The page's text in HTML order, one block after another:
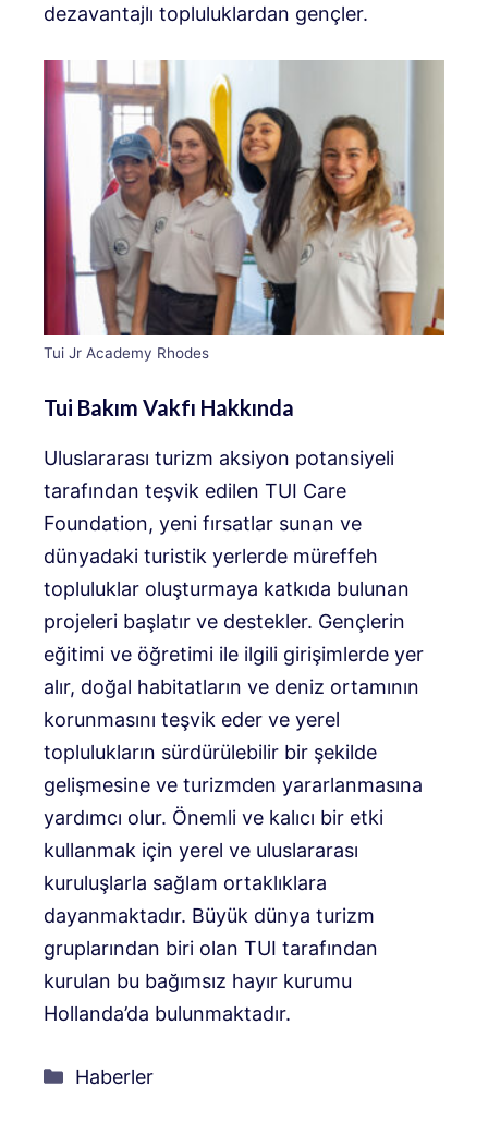
dezavantajlı topluluklardan gençler.
Tui Jr Academy Rhodes
Tui Bakım Vakfı Hakkında
Uluslararası turizm aksiyon potansiyeli
tarafından teşvik edilen TUI Care
Foundation, yeni fırsatlar sunan ve
dünyadaki turistik yerlerde müreffeh
topluluklar oluşturmaya katkıda bulunan
projeleri başlatır ve destekler. Gençlerin
eğitimi ve öğretimi ile ilgili girişimlerde yer
alır, doğal habitatların ve deniz ortamının
korunmasını teşvik eder ve yerel
toplulukların sürdürülebilir bir şekilde
gelişmesine ve turizmden yararlanmasına
yardımcı olur. Önemli ve kalıcı bir etki
kullanmak için yerel ve uluslararası
kuruluşlarla sağlam ortaklıklara
dayanmaktadır. Büyük dünya turizm
gruplarından biri olan TUI tarafından
kurulan bu bağımsız hayır kurumu
Hollanda’da bulunmaktadır.
Kategoriler
Haberler